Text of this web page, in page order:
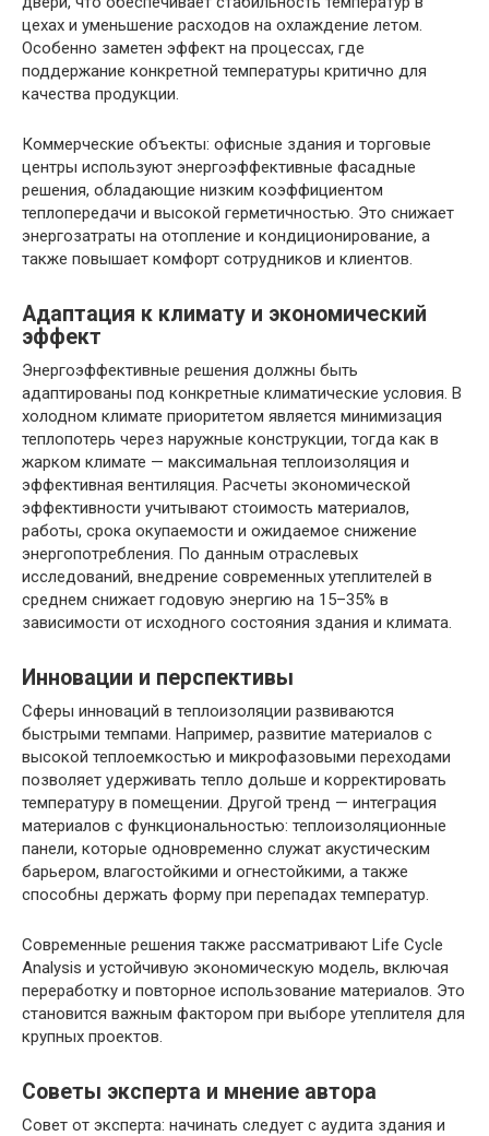
цехах и уменьшение расходов на охлаждение летом.
Особенно заметен эффект на процессах, где
поддержание конкретной температуры критично для
качества продукции.
Коммерческие объекты: офисные здания и торговые
центры используют энергоэффективные фасадные
решения, обладающие низким коэффициентом
теплопередачи и высокой герметичностью. Это снижает
энергозатраты на отопление и кондиционирование, а
также повышает комфорт сотрудников и клиентов.
Адаптация к климату и экономический
эффект
Энергоэффективные решения должны быть
адаптированы под конкретные климатические условия. В
холодном климате приоритетом является минимизация
теплопотерь через наружные конструкции, тогда как в
жарком климате — максимальная теплоизоляция и
эффективная вентиляция. Расчеты экономической
эффективности учитывают стоимость материалов,
работы, срока окупаемости и ожидаемое снижение
энергопотребления. По данным отраслевых
исследований, внедрение современных утеплителей в
среднем снижает годовую энергию на 15–35% в
зависимости от исходного состояния здания и климата.
Инновации и перспективы
Сферы инноваций в теплоизоляции развиваются
быстрыми темпами. Например, развитие материалов с
высокой теплоемкостью и микрофазовыми переходами
позволяет удерживать тепло дольше и корректировать
температуру в помещении. Другой тренд — интеграция
материалов с функциональностью: теплоизоляционные
панели, которые одновременно служат акустическим
барьером, влагостойкими и огнестойкими, а также
способны держать форму при перепадах температур.
Современные решения также рассматривают Life Cycle
Analysis и устойчивую экономическую модель, включая
переработку и повторное использование материалов. Это
становится важным фактором при выборе утеплителя для
крупных проектов.
Советы эксперта и мнение автора
Совет от эксперта: начинать следует с аудита здания и